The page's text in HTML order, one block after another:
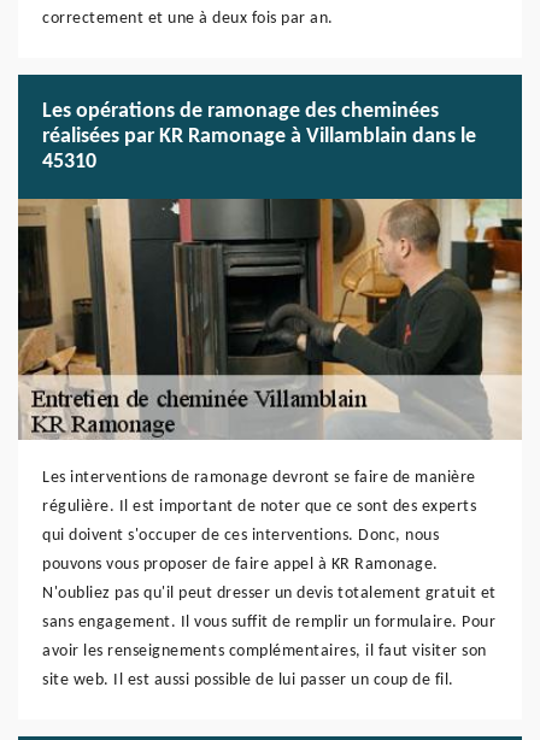
correctement et une à deux fois par an.
Les opérations de ramonage des cheminées
réalisées par KR Ramonage à Villamblain dans le
45310
Les interventions de ramonage devront se faire de manière
régulière. Il est important de noter que ce sont des experts
qui doivent s'occuper de ces interventions. Donc, nous
pouvons vous proposer de faire appel à KR Ramonage.
N'oubliez pas qu'il peut dresser un devis totalement gratuit et
sans engagement. Il vous suffit de remplir un formulaire. Pour
avoir les renseignements complémentaires, il faut visiter son
site web. Il est aussi possible de lui passer un coup de fil.